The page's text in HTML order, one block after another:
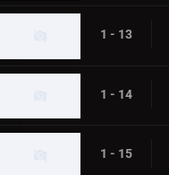
1 - 13
1 - 14
1 - 15